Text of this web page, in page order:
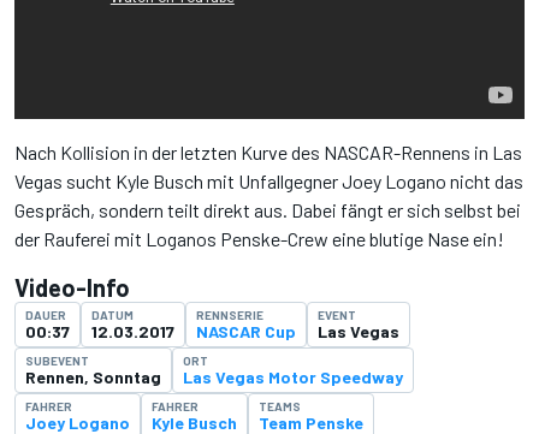
Nach Kollision in der letzten Kurve des NASCAR-Rennens in Las
Vegas sucht Kyle Busch mit Unfallgegner Joey Logano nicht das
Gespräch, sondern teilt direkt aus. Dabei fängt er sich selbst bei
der Rauferei mit Loganos Penske-Crew eine blutige Nase ein!
Video-Info
DAUER
00:37
DATUM
12.03.2017
RENNSERIE
NASCAR Cup
EVENT
Las Vegas
SUBEVENT
Rennen, Sonntag
ORT
Las Vegas Motor Speedway
FAHRER
Joey Logano
FAHRER
Kyle Busch
TEAMS
Team Penske